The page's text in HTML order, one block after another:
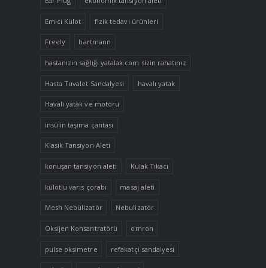
Emici Külot fizik tedavi ürünleri
Freely hartmann
hastanızın sağlığı yatalak.com sizin rahatınız
Hasta Tuvalet Sandalyesi havalı yatak
Havalı yatak ve motoru
insülin taşıma çantası
Klasik Tansiyon Aleti
konuşan tansiyon aleti Kulak Tıkacı
külotlu varis çorabı masaj aleti
Mesh Nebülizatör Nebulizatör
Oksijen Konsantratörü omron
pulse oksimetre refakatçi sandalyesi